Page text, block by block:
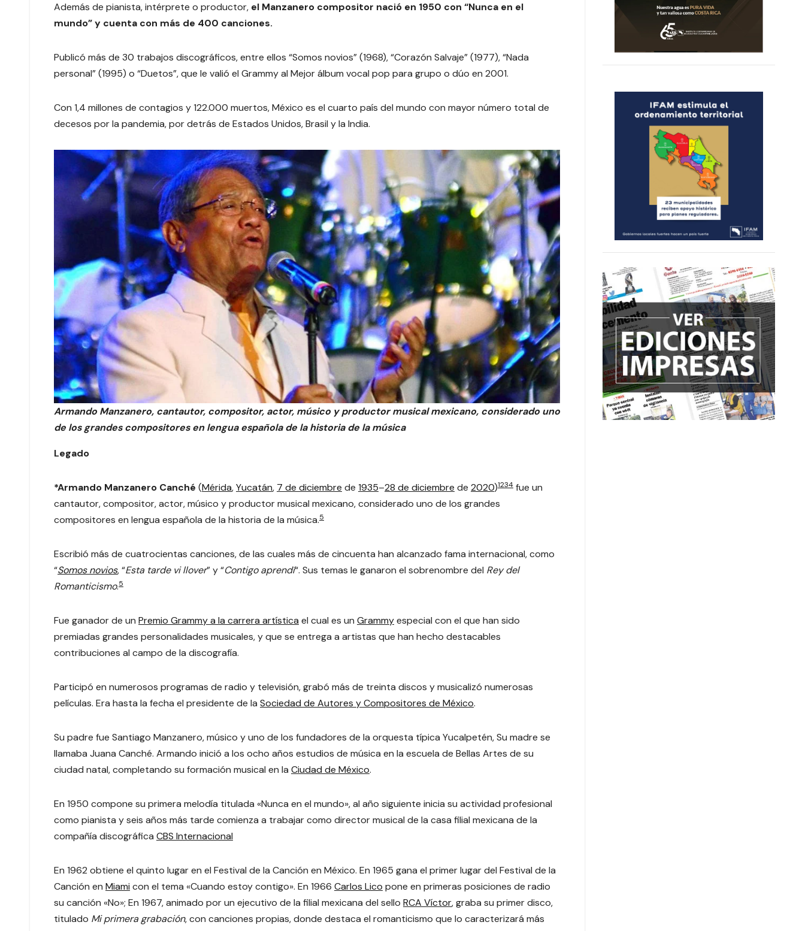
Además de pianista, intérprete o productor, el Manzanero compositor nació en 1950 con “Nunca en el
mundo” y cuenta con más de 400 canciones.
Publicó más de 30 trabajos discográficos, entre ellos “Somos novios” (1968), “Corazón Salvaje” (1977), “Nada
personal” (1995) o “Duetos”, que le valió el Grammy al Mejor álbum vocal pop para grupo o dúo en 2001.
Con 1,4 millones de contagios y 122.000 muertos, México es el cuarto país del mundo con mayor número total de
decesos por la pandemia, por detrás de Estados Unidos, Brasil y la India.
Armando Manzanero, cantautor, compositor, actor, músico y productor musical mexicano, considerado uno
de los grandes compositores en lengua española de la historia de la música
Legado
*Armando Manzanero Canché (Mérida,Yucatán, 7 de diciembre de 1935–28 de diciembre de 2020)1234 ​ fue un
cantautor, compositor, actor, músico y productor musical mexicano, considerado uno de los grandes
compositores en lengua española de la historia de la música.5
Escribió más de cuatrocientas canciones, de las cuales más de cincuenta han alcanzado fama internacional, como
“Somos novios, “Esta tarde vi llover” y “Contigo aprendí“. Sus temas le ganaron el sobrenombre del Rey del
Romanticismo.5
Fue ganador de un Premio Grammy a la carrera artística el cual es un Grammyespecial con el que han sido
premiadas grandes personalidades musicales, y que se entrega a artistas que han hecho destacables
contribuciones al campo de la discografía.
Participó en numerosos programas de radio y televisión, grabó más de treinta discos y musicalizó numerosas
películas. Era hasta la fecha el presidente de la Sociedad de Autores y Compositores de México.
Su padre fue Santiago Manzanero, músico y uno de los fundadores de la orquesta típica Yucalpetén, Su madre se
llamaba Juana Canché. Armando inició a los ocho años estudios de música en la escuela de Bellas Artes de su
ciudad natal, completando su formación musical en la Ciudad de México.
En 1950 compone su primera melodía titulada «Nunca en el mundo», al año siguiente inicia su actividad profesional
como pianista y seis años más tarde comienza a trabajar como director musical de la casa filial mexicana de la
compañía discográfica CBS Internacional
En 1962 obtiene el quinto lugar en el Festival de la Canción en México. En 1965 gana el primer lugar del Festival de la
Canción en Miami con el tema «Cuando estoy contigo». En 1966 Carlos Lico pone en primeras posiciones de radio
su canción «No»; En 1967, animado por un ejecutivo de la filial mexicana del sello RCA Víctor, graba su primer disco,
titulado Mi primera grabación, con canciones propias, donde destaca el romanticismo que lo caracterizará más